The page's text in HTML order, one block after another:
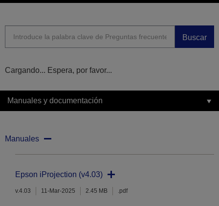
Buscar
Cargando... Espera, por favor...
Manuales y documentación
Manuales
Epson iProjection (v4.03)
v.4.03 11-Mar-2025 2.45 MB .pdf